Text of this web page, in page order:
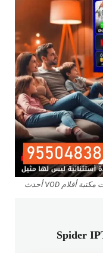
قنوات رياضية IPTV بث مباشر مباريات الكويت مكتبة أفلام VOD أحدث